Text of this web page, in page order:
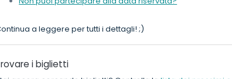
a leggere per tutti i dettagli! ;)
i biglietti